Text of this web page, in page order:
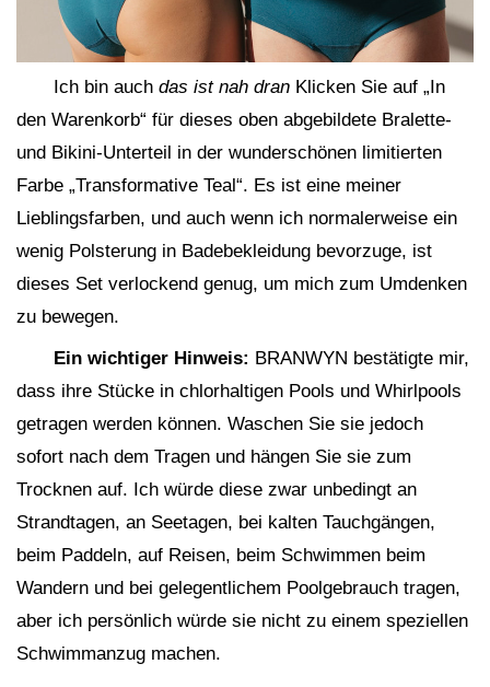
Ich bin auch das ist nah dran Klicken Sie auf „In
den Warenkorb“ für dieses oben abgebildete Bralette-
und Bikini-Unterteil in der wunderschönen limitierten
Farbe „Transformative Teal“. Es ist eine meiner
Lieblingsfarben, und auch wenn ich normalerweise ein
wenig Polsterung in Badebekleidung bevorzuge, ist
dieses Set verlockend genug, um mich zum Umdenken
zu bewegen.
Ein wichtiger Hinweis: BRANWYN bestätigte mir,
dass ihre Stücke in chlorhaltigen Pools und Whirlpools
getragen werden können. Waschen Sie sie jedoch
sofort nach dem Tragen und hängen Sie sie zum
Trocknen auf. Ich würde diese zwar unbedingt an
Strandtagen, an Seetagen, bei kalten Tauchgängen,
beim Paddeln, auf Reisen, beim Schwimmen beim
Wandern und bei gelegentlichem Poolgebrauch tragen,
aber ich persönlich würde sie nicht zu einem speziellen
Schwimmanzug machen.